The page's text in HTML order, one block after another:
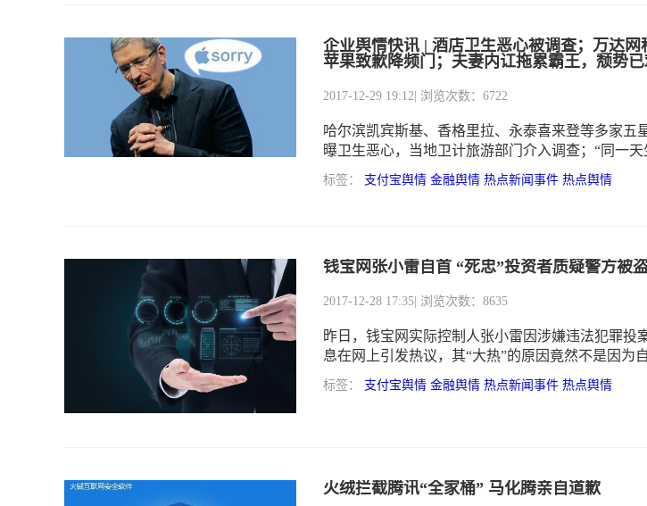
企业舆情快讯 | 酒店卫生恶心被调查；万达网
苹果致歉降频门；夫妻内讧拖累霸王，颓势
2017-12-29 19:12 | 浏览次数：6722
哈尔滨凯宾斯基、香格里拉、永泰喜来登等多家五
曝卫生恶心，当地卫计旅游部门介入调查；“同一天
被叫停，主办方爱佑未来慈善基金会被立案调查；
门”（或称降速门、电池门）续：在美遭集体诉讼，
标签： 支付宝舆情 金融舆情 热点新闻事件 热点舆情
钱宝网张小雷自首 “死忠”投资者质疑警方被
2017-12-28 17:35 | 浏览次数：8635
昨日，钱宝网实际控制人张小雷因涉嫌违法犯罪投
息在网上引发热议，其“大热”的原因竟然不是因为
事，而是对此事“叹为观止”转评。
标签： 支付宝舆情 金融舆情 热点新闻事件 热点舆情
火绒拦截腾讯“全家桶” 马化腾亲自道歉